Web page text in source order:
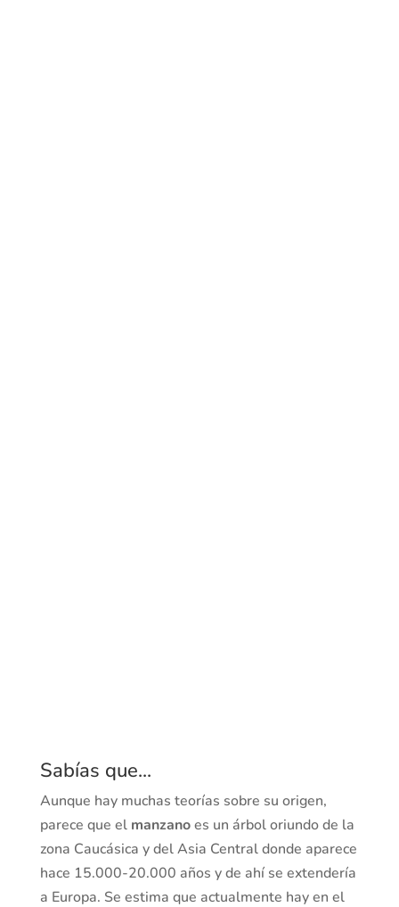
Sabías que...
Aunque hay muchas teorías sobre su origen,
parece que el manzanoes un árbol oriundo de la
zona Caucásica y del Asia Central donde aparece
hace 15.000-20.000 años y de ahí se extendería
a Europa. Se estima que actualmente hay en el